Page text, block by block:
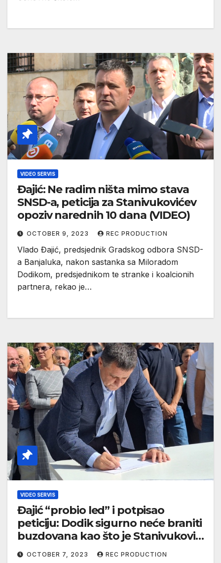
VIDEO SERVIS
Đajić: Ne radim ništa mimo stava
SNSD-a, peticija za Stanivukovićev
opoziv narednih 10 dana (VIDEO)
OCTOBER 9, 2023 REC PRODUCTION
Vlado Đajić, predsjednik Gradskog odbora SNSD-
a Banjaluka, nakon sastanka sa Miloradom
Dodikom, predsjednikom te stranke i koalcionih
partnera, rekao je…
VIDEO SERVIS
Đajić “probio led” i potpisao
peticiju: Dodik sigurno neće braniti
buzdovana kao što je Stanivuković
(VIDEO)
OCTOBER 7, 2023 REC PRODUCTION